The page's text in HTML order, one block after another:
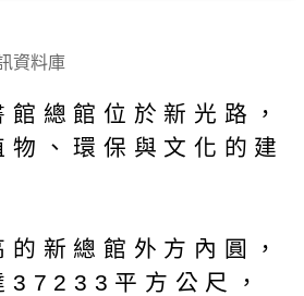
資料庫
館總館位於新光路，
物、環保與文化的建
新總館外方內圓，
37233平方公尺，